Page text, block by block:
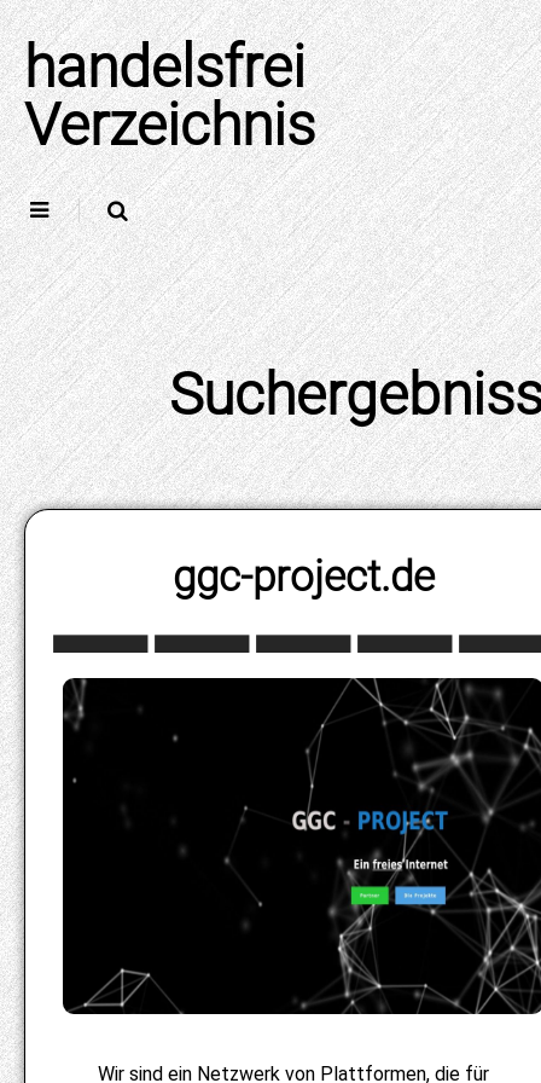
Skip
to
content
handelsfrei
Verzeichnis
ggc-project.de
Wir sind ein Netzwerk von Plattformen, die für